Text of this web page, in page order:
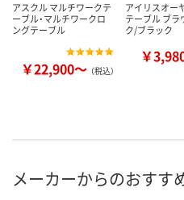
アスクル マルチワークテ
ーブル・マルチワークロ
ングテーブル
￥22,900～ （税込）
アイリスオー
テーブル ブラ
ク/ブラック
￥
メーカーからのおすす